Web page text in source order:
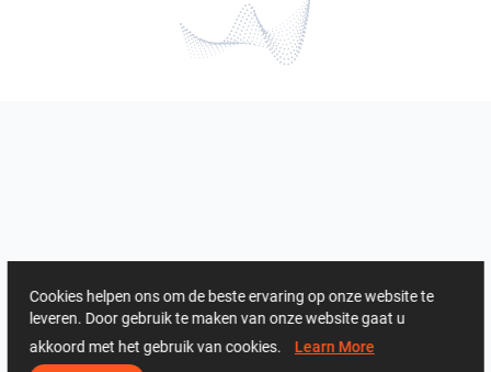
Cookies helpen ons om de beste ervaring op onze website te
leveren. Door gebruik te maken van onze website gaat u
akkoord met het gebruik van cookies. Learn More